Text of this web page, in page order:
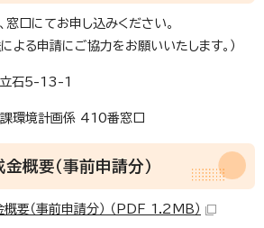
口にてお申し込みください。
よる申請にご協力をお願いいたします。）
石5-13-1
環境計画係 410番窓口
概要（事前申請分）
要（事前申請分） （PDF 1.2MB）